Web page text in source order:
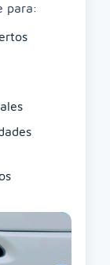
para: